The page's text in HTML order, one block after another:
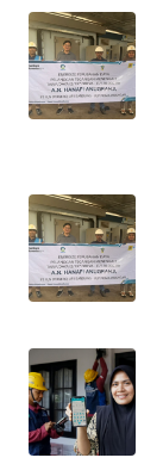
PEDOMAN
MEDIA
SIBER
KARIR
DISCLAIMER
News
Regional
WN